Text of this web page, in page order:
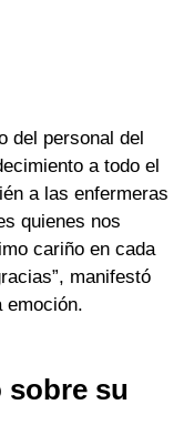
del personal del
a todo el
a las enfermeras
quienes nos
cariño en cada
manifestó
emoción.
sobre su